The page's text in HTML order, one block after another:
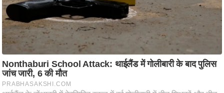
ज्यो
ति
ष
प्र
भु